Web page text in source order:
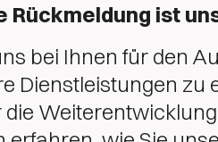
Rückmeldung ist
bei Ihnen für den
Dienstleistungen zu
die